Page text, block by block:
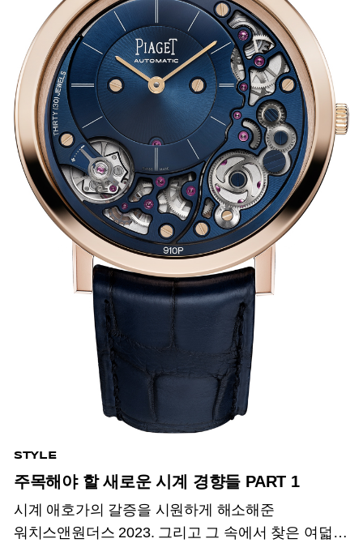
STYLE
주목해야 할 새로운 시계 경향들 PART 1
시계 애호가의 갈증을 시원하게 해소해준
워치스앤원더스 2023. 그리고 그 속에서 찾은 여덟